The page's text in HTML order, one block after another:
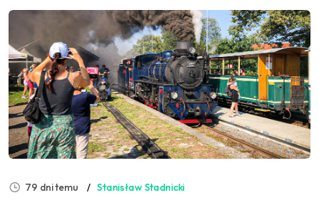
79 dni temu Stanisław Stadnicki